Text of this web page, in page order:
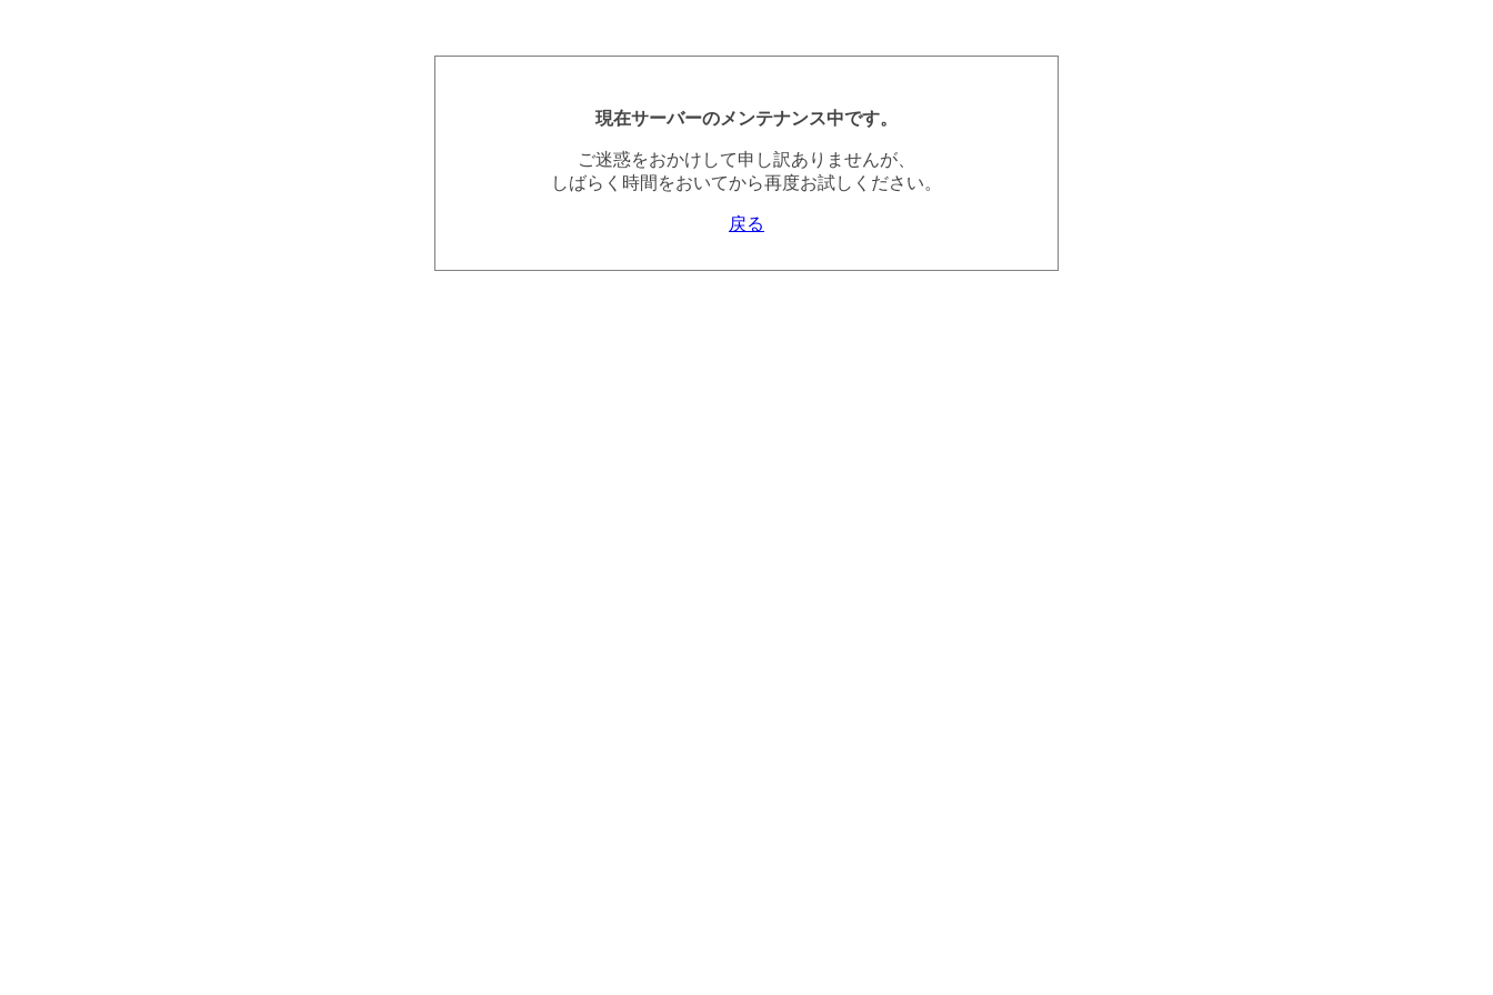
現在サーバーのメンテナンス中です。
ご迷惑をおかけして申し訳ありませんが、
しばらく時間をおいてから再度お試しください。
戻る